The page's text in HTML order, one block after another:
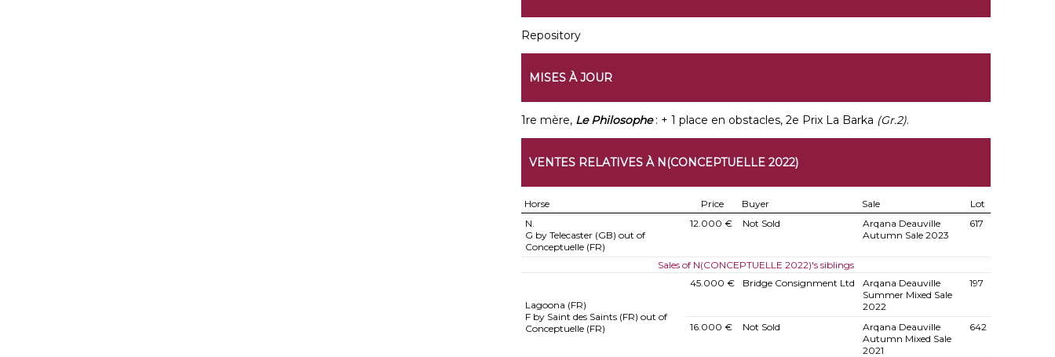
Repository
MISES À JOUR
1re mère, Le Philosophe: + 1 place en obstacles, 2e Prix La Barka (Gr.2).
VENTES RELATIVES À N(CONCEPTUELLE 2022)
Horse Price Buyer Sale
Lot
N.
G by Telecaster (GB) out of
Conceptuelle (FR)
12.000 € Not Sold
Arqana Deauville
Autumn Sale 2023
617
Sales of N(CONCEPTUELLE 2022)'s siblings
Lagoona (FR)
F by Saint des Saints (FR) out of
Conceptuelle (FR)
45.000 € Bridge Consignment Ltd
Arqana Deauville
Summer Mixed Sale
2022
197
16.000 € Not Sold
Arqana Deauville
Autumn Mixed Sale
2021
642